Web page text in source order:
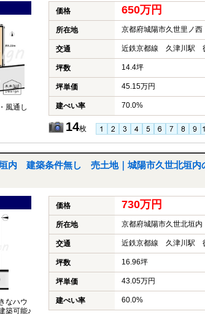
風通し
価格 650万円
所在地 京都府城陽市久世里ノ西
交通 近鉄京都線 久津川駅
坪数 14.4坪
坪単価 45.15万円
建ぺい率 70.0%
14枚
内 建築条件無し 売土地｜城陽市久世北垣内
なハウ
築可能♪
価格 730万円
所在地 京都府城陽市久世北垣内
交通 近鉄京都線 久津川駅
坪数 16.96坪
坪単価 43.05万円
建ぺい率 60.0%